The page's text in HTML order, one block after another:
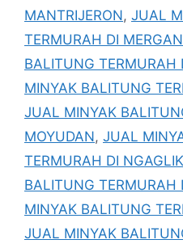
MANTRIJERON, JUAL
TERMURAH DI
BALITUNG TERMURAH
MINYAK BALITUNG
JUAL MINYAK
MOYUDAN, JUAL
TERMURAH DI NGAGLIK
BALITUNG TERMURAH
MINYAK BALITUNG
JUAL MINYAK